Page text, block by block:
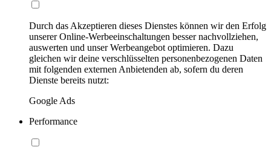
Durch das Akzeptieren dieses Dienstes können wir den Erfolg
unserer Online-Werbeeinschaltungen besser nachvollziehen,
auswerten und unser Werbeangebot optimieren. Dazu
gleichen wir deine verschlüsselten personenbezogenen Daten
mit folgenden externen Anbietenden ab, sofern du deren
Dienste bereits nutzt:
Google Ads
Performance